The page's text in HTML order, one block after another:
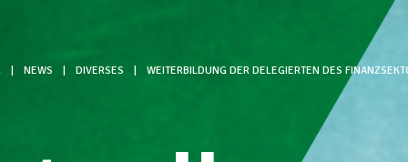
NEWS DIVERSES WEITERBILDUNG DER DELEGIERTEN DES